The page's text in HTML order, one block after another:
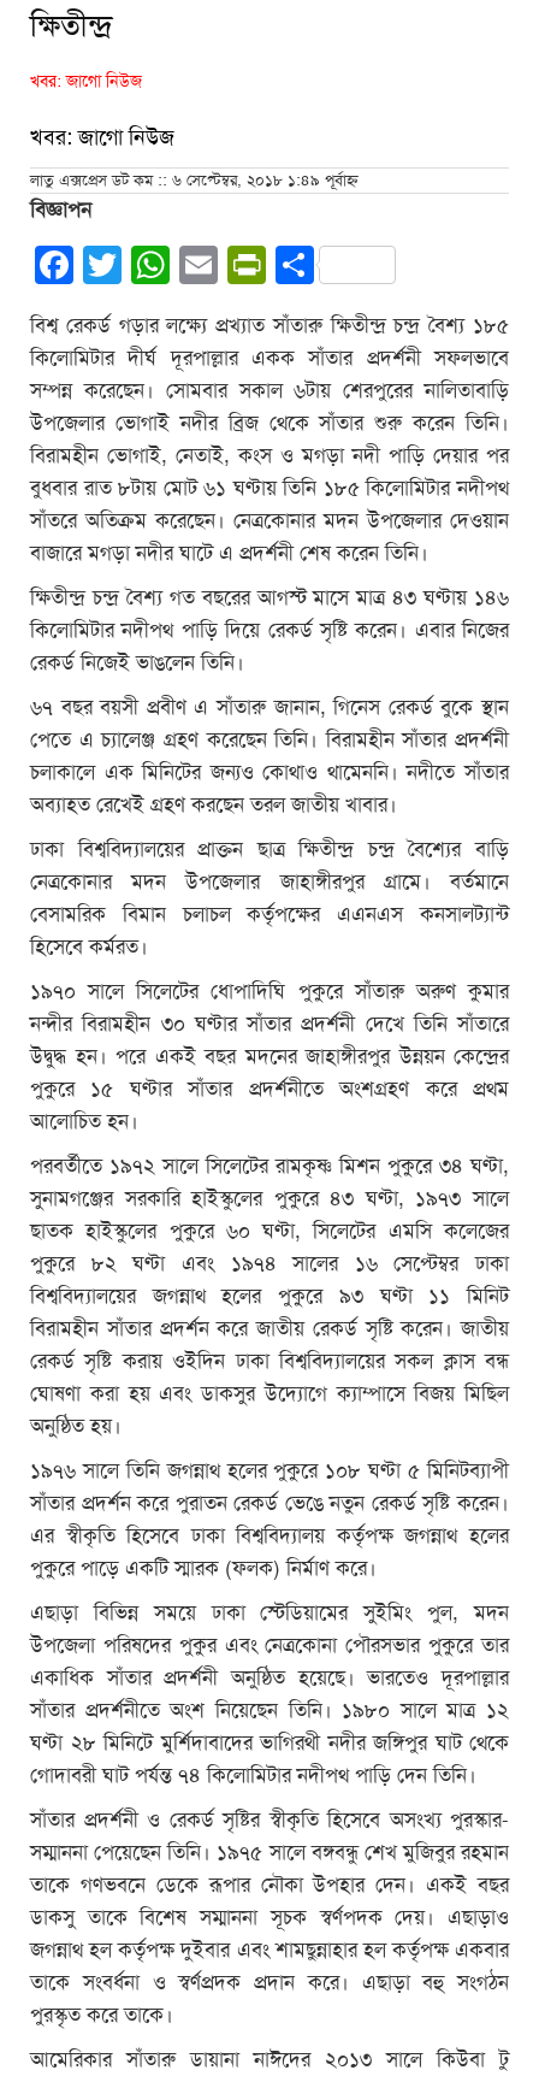
ক্ষিতীন্দ্র
খবর: জাগো নিউজ
খবর: জাগো নিউজ
লাতু এক্সপ্রেস ডট কম :: ৬ সেপ্টেম্বর, ২০১৮ ১:৪৯ পূর্বাহ্ন
বিজ্ঞাপন
Facebook
Twitter
WhatsApp
EmailPrintFriendly
Share
বিশ্ব রেকর্ড গড়ার লক্ষ্যে প্রখ্যাত সাঁতারু ক্ষিতীন্দ্র চন্দ্র বৈশ্য ১৮৫
কিলোমিটার দীর্ঘ দূরপাল্লার একক সাঁতার প্রদর্শনী সফলভাবে
সম্পন্ন করেছেন। সোমবার সকাল ৬টায় শেরপুরের নালিতাবাড়ি
উপজেলার ভোগাই নদীর ব্রিজ থেকে সাঁতার শুরু করেন তিনি।
বিরামহীন ভোগাই, নেতাই, কংস ও মগড়া নদী পাড়ি দেয়ার পর
বুধবার রাত ৮টায় মোট ৬১ ঘণ্টায় তিনি ১৮৫ কিলোমিটার নদীপথ
সাঁতরে অতিক্রম করেছেন। নেত্রকোনার মদন উপজেলার দেওয়ান
বাজারে মগড়া নদীর ঘাটে এ প্রদর্শনী শেষ করেন তিনি।
ক্ষিতীন্দ্র চন্দ্র বৈশ্য গত বছরের আগস্ট মাসে মাত্র ৪৩ ঘণ্টায় ১৪৬
কিলোমিটার নদীপথ পাড়ি দিয়ে রেকর্ড সৃষ্টি করেন। এবার নিজের
রেকর্ড নিজেই ভাঙলেন তিনি।
৬৭ বছর বয়সী প্রবীণ এ সাঁতারু জানান, গিনেস রেকর্ড বুকে স্থান
পেতে এ চ্যালেঞ্জ গ্রহণ করেছেন তিনি। বিরামহীন সাঁতার প্রদর্শনী
চলাকালে এক মিনিটের জন্যও কোথাও থামেননি। নদীতে সাঁতার
অব্যাহত রেখেই গ্রহণ করছেন তরল জাতীয় খাবার।
ঢাকা বিশ্ববিদ্যালয়ের প্রাক্তন ছাত্র ক্ষিতীন্দ্র চন্দ্র বৈশ্যের বাড়ি
নেত্রকোনার মদন উপজেলার জাহাঙ্গীরপুর গ্রামে। বর্তমানে
বেসামরিক বিমান চলাচল কর্তৃপক্ষের এএনএস কনসালট্যান্ট
হিসেবে কর্মরত।
১৯৭০ সালে সিলেটের ধোপাদিঘি পুকুরে সাঁতারু অরুণ কুমার
নন্দীর বিরামহীন ৩০ ঘণ্টার সাঁতার প্রদর্শনী দেখে তিনি সাঁতারে
উদ্বুদ্ধ হন। পরে একই বছর মদনের জাহাঙ্গীরপুর উন্নয়ন কেন্দ্রের
পুকুরে ১৫ ঘণ্টার সাঁতার প্রদর্শনীতে অংশগ্রহণ করে প্রথম
আলোচিত হন।
পরবর্তীতে ১৯৭২ সালে সিলেটের রামকৃষ্ণ মিশন পুকুরে ৩৪ ঘণ্টা,
সুনামগঞ্জের সরকারি হাইস্কুলের পুকুরে ৪৩ ঘণ্টা, ১৯৭৩ সালে
ছাতক হাইস্কুলের পুকুরে ৬০ ঘণ্টা, সিলেটের এমসি কলেজের
পুকুরে ৮২ ঘণ্টা এবং ১৯৭৪ সালের ১৬ সেপ্টেম্বর ঢাকা
বিশ্ববিদ্যালয়ের জগন্নাথ হলের পুকুরে ৯৩ ঘণ্টা ১১ মিনিট
বিরামহীন সাঁতার প্রদর্শন করে জাতীয় রেকর্ড সৃষ্টি করেন। জাতীয়
রেকর্ড সৃষ্টি করায় ওইদিন ঢাকা বিশ্ববিদ্যালয়ের সকল ক্লাস বন্ধ
ঘোষণা করা হয় এবং ডাকসুর উদ্যোগে ক্যাম্পাসে বিজয় মিছিল
অনুষ্ঠিত হয়।
১৯৭৬ সালে তিনি জগন্নাথ হলের পুকুরে ১০৮ ঘণ্টা ৫ মিনিটব্যাপী
সাঁতার প্রদর্শন করে পুরাতন রেকর্ড ভেঙে নতুন রেকর্ড সৃষ্টি করেন।
এর স্বীকৃতি হিসেবে ঢাকা বিশ্ববিদ্যালয় কর্তৃপক্ষ জগন্নাথ হলের
পুকুরে পাড়ে একটি স্মারক (ফলক) নির্মাণ করে।
এছাড়া বিভিন্ন সময়ে ঢাকা স্টেডিয়ামের সুইমিং পুল, মদন
উপজেলা পরিষদের পুকুর এবং নেত্রকোনা পৌরসভার পুকুরে তার
একাধিক সাঁতার প্রদর্শনী অনুষ্ঠিত হয়েছে। ভারতেও দূরপাল্লার
সাঁতার প্রদর্শনীতে অংশ নিয়েছেন তিনি। ১৯৮০ সালে মাত্র ১২
ঘণ্টা ২৮ মিনিটে মুর্শিদাবাদের ভাগিরথী নদীর জঙ্গিপুর ঘাট থেকে
গোদাবরী ঘাট পর্যন্ত ৭৪ কিলোমিটার নদীপথ পাড়ি দেন তিনি।
সাঁতার প্রদর্শনী ও রেকর্ড সৃষ্টির স্বীকৃতি হিসেবে অসংখ্য পুরস্কার-
সম্মাননা পেয়েছেন তিনি। ১৯৭৫ সালে বঙ্গবন্ধু শেখ মুজিবুর রহমান
তাকে গণভবনে ডেকে রূপার নৌকা উপহার দেন। একই বছর
ডাকসু তাকে বিশেষ সম্মাননা সূচক স্বর্ণপদক দেয়। এছাড়াও
জগন্নাথ হল কর্তৃপক্ষ দুইবার এবং শামছুন্নাহার হল কর্তৃপক্ষ একবার
তাকে সংবর্ধনা ও স্বর্ণপ্রদক প্রদান করে। এছাড়া বহু সংগঠন
পুরস্কৃত করে তাকে।
আমেরিকার সাঁতারু ডায়ানা নাঈদের ২০১৩ সালে কিউবা টু